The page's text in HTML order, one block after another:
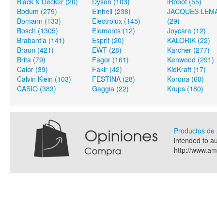
Bodum (279)
Bomann (133)
Bosch (1305)
Brabantia (141)
Braun (421)
Brita (79)
Calor (39)
Calvin Klein (103)
CASIO (383)
Einhell (238)
Electrolux (145)
Elements (12)
Esprit (20)
EWT (28)
Fagor (161)
Fakir (42)
FESTINA (28)
Gaggia (22)
JACQUES
(29)
Joycare (12)
KALORIK (22)
Karcher (277)
Kenwood (291)
KidKraft (17)
Korona (60)
Krups (180)
Productos
intended to
http://